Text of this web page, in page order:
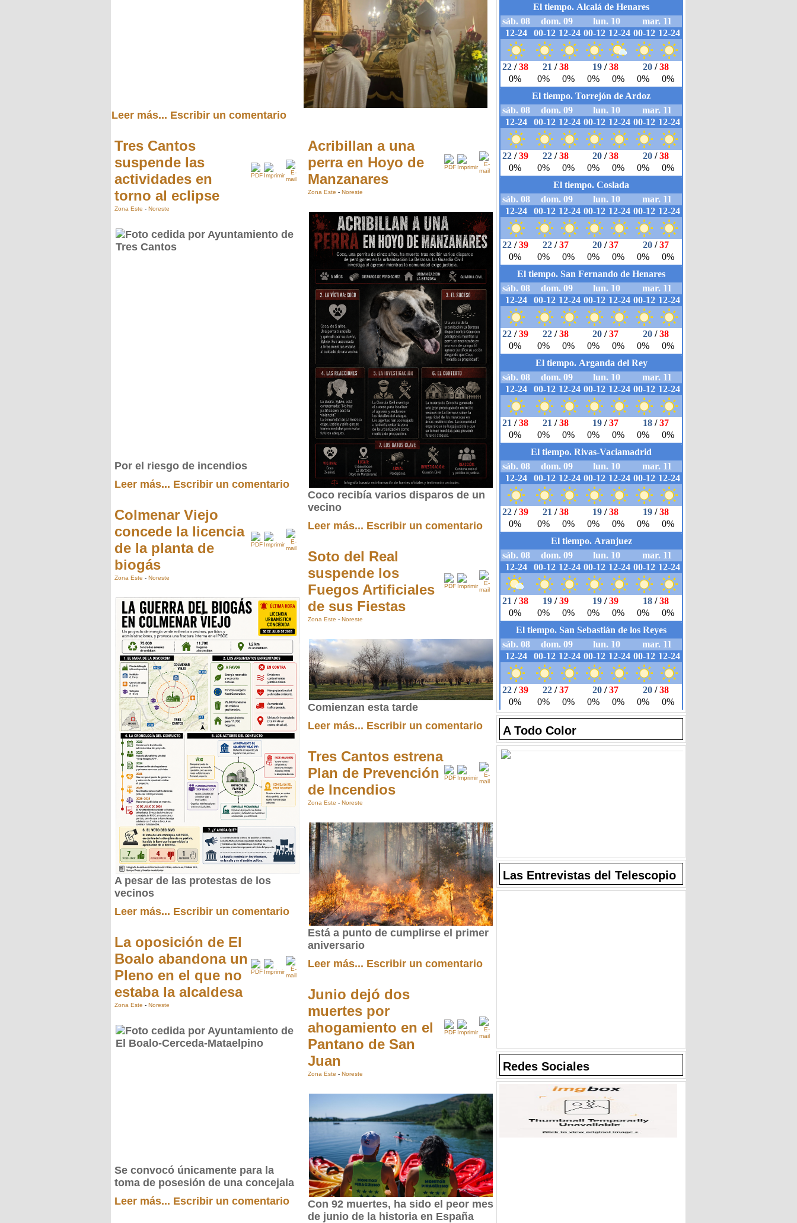
Leer más... Escribir un comentario
Tres Cantos
suspende las
actividades en
torno al eclipse
Zona Este - Noreste
Por el riesgo de incendios
Leer más... Escribir un comentario
Colmenar Viejo
concede la licencia
de la planta de
biogás
Zona Este - Noreste
A pesar de las protestas de los
vecinos
Leer más... Escribir un comentario
La oposición de El
Boalo abandona un
Pleno en el que no
estaba la alcaldesa
Zona Este - Noreste
Se convocó únicamente para la
toma de posesión de una concejala
Leer más... Escribir un comentario
Acribillan a una
perra en Hoyo de
Manzanares
Zona Este - Noreste
Coco recibía varios disparos de un
vecino
Leer más... Escribir un comentario
Soto del Real
suspende los
Fuegos Artificiales
de sus Fiestas
Zona Este - Noreste
Comienzan esta tarde
Leer más... Escribir un comentario
Tres Cantos estrena
Plan de Prevención
de Incendios
Zona Este - Noreste
Está a punto de cumplirse el primer
aniversario
Leer más... Escribir un comentario
Junio dejó dos
muertes por
ahogamiento en el
Pantano de San
Juan
Zona Este - Noreste
Con 92 muertes, ha sido el peor mes
de junio de la historia en España
A Todo Color
Las Entrevistas del Telescopio
Redes Sociales